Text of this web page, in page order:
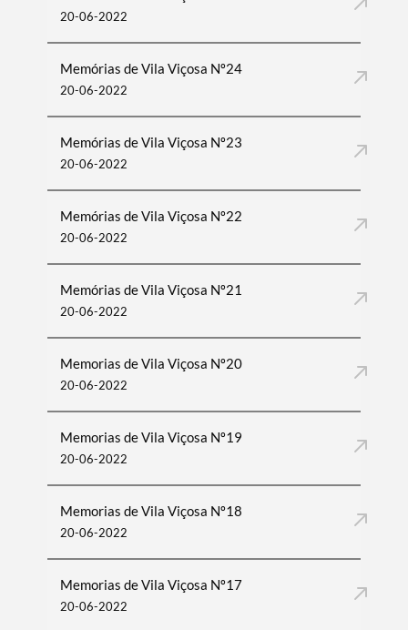
Termo de Pesquisa
Filtros
20-06-2022
Memórias de Vila Viçosa Nº24
20-06-2022
Memórias de Vila Viçosa Nº23
20-06-2022
Memórias de Vila Viçosa Nº22
20-06-2022
Memórias de Vila Viçosa Nº21
20-06-2022
Memorias de Vila Viçosa Nº20
20-06-2022
Memorias de Vila Viçosa Nº19
20-06-2022
Memorias de Vila Viçosa Nº18
20-06-2022
Memorias de Vila Viçosa Nº17
20-06-2022